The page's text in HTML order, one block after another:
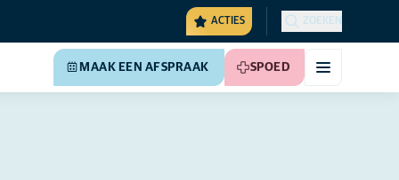
ACTIES ZOEKEN
MAAK EEN AFSPRAAK SPOED